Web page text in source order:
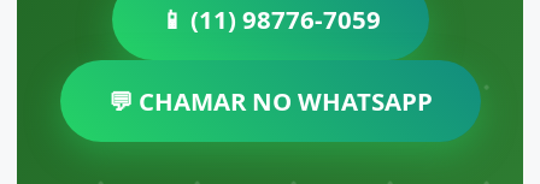
📱 (11) 98776-7059
💬 CHAMAR NO WHATSAPP